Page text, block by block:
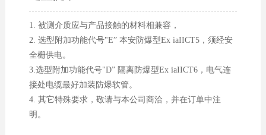
1. 被测介质应与产品接触的材料相兼容，
2. 选型附加功能代号"E” 本安防爆型Ex iaIICT5，须经安
全栅供电。
3.选型附加功能代号"D” 隔离防爆型Ex iaIICT6，电气连
接处电缆最好加装防爆软管。
4. 其它特殊要求，敬请与本公司商洽，并在订单中注
明。